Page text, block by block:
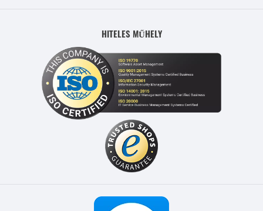
HITELES MŰHELY